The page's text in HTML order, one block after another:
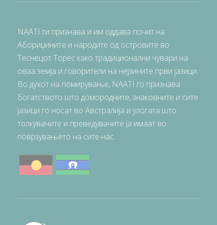
NAATI ги признава и им оддава почит на
Абориџините и народите од островите во
Теснецот Торес како традиционални чувари на
оваа земја и говорители на нејзините први јазици.
Во духот на помирување, NAATI го признава
богатството што домородните, знаковните и сите
јазици го носат во Австралија и улогата што
толкувачите и преведувачите ја имаат во
поврзувањето на сите нас.